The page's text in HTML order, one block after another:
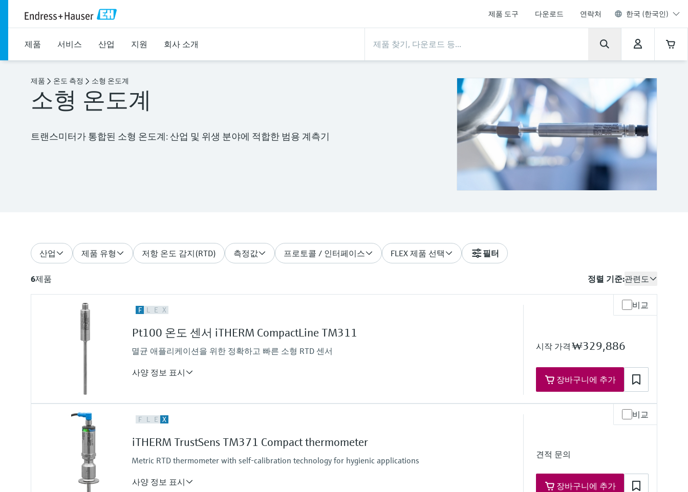
제품 도구 다운로드 연락처 한국 (한국인)
제품 서비스 산업 지원 회사 소개
제품 온도 측정 소형 온도계
소형 온도계
트랜스미터가 통합된 소형 온도계: 산업 및 위생 분야에 적합한 범용 계측기
산업 제품 유형 저항 온도 감지(RTD) 측정값 프로토콜 / 인터페이스 FLEX 제품 선택 필터
6제품 정렬 기준:관련도
F L E X 비교
Pt100 온도 센서 iTHERM CompactLine TM311
멸균 애플리케이션을 위한 정확하고 빠른 소형 RTD 센서
사양 정보 표시
시작 가격 ₩329,886
장바구니에 추가
Accuracy
Response time
t50 = 1 s
t90 = 1.5 s
at 20 °C: 50 bar (725 psi)
Max. immersion length on request
F L E X 비교
iTHERM TrustSens TM371 Compact thermometer
Metric RTD thermometer with self-calibration technology for hygienic applications
사양 정보 표시
견적 문의
장바구니에 추가